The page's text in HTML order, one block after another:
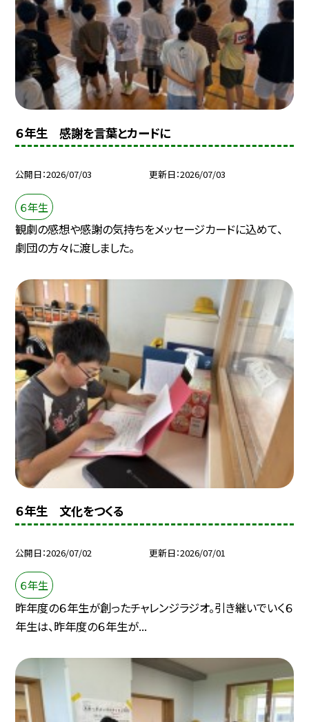
６年生 感謝を言葉とカードに
公開日 2026/07/03 更新日 2026/07/03
６年生
観劇の感想や感謝の気持ちをメッセージカードに込めて、
劇団の方々に渡しました。
６年生 文化をつくる
公開日 2026/07/02 更新日 2026/07/01
６年生
昨年度の６年生が創ったチャレンジラジオ。引き継いでいく６
年生は、昨年度の６年生が...